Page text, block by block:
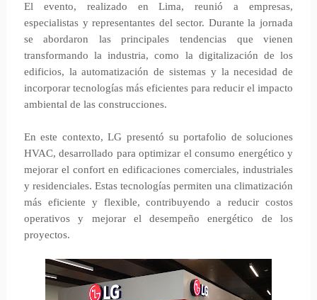
El evento, realizado en Lima, reunió a empresas,
especialistas y representantes del sector. Durante la jornada
se abordaron las principales tendencias que vienen
transformando la industria, como la digitalización de los
edificios, la automatización de sistemas y la necesidad de
incorporar tecnologías más eficientes para reducir el impacto
ambiental de las construcciones.
En este contexto, LG presentó su portafolio de soluciones
HVAC, desarrollado para optimizar el consumo energético y
mejorar el confort en edificaciones comerciales, industriales
y residenciales. Estas tecnologías permiten una climatización
más eficiente y flexible, contribuyendo a reducir costos
operativos y mejorar el desempeño energético de los
proyectos.